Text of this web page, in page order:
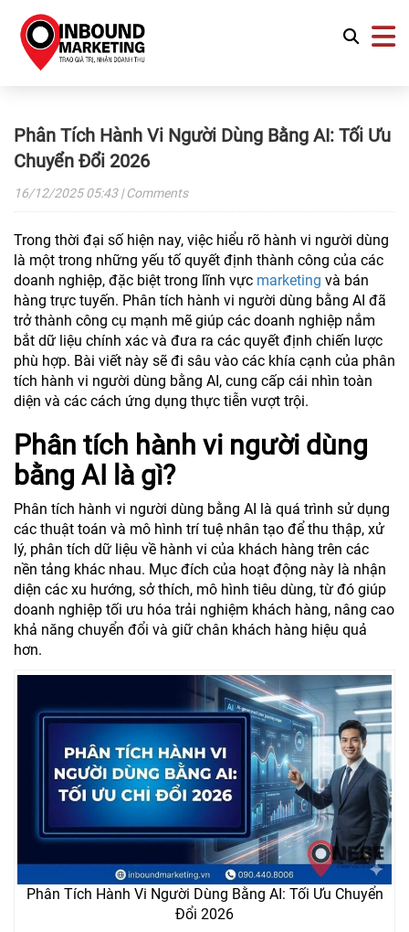
Phân Tích Hành Vi Người Dùng Bằng AI: Tối Ưu
Chuyển Đổi 2026
16/12/202505:43| Comments
Trong thời đại số hiện nay, việc hiểu rõ hành vi người dùng
là một trong những yếu tố quyết định thành công của các
doanh nghiệp, đặc biệt trong lĩnh vực marketing và bán
hàng trực tuyến. Phân tích hành vi người dùng bằng AI đã
trở thành công cụ mạnh mẽ giúp các doanh nghiệp nắm
bắt dữ liệu chính xác và đưa ra các quyết định chiến lược
phù hợp. Bài viết này sẽ đi sâu vào các khía cạnh của phân
tích hành vi người dùng bằng AI, cung cấp cái nhìn toàn
diện và các cách ứng dụng thực tiễn vượt trội.
Phân tích hành vi người dùng
bằng AI là gì?
Phân tích hành vi người dùng bằng AI là quá trình sử dụng
các thuật toán và mô hình trí tuệ nhân tạo để thu thập, xử
lý, phân tích dữ liệu về hành vi của khách hàng trên các
nền tảng khác nhau. Mục đích của hoạt động này là nhận
diện các xu hướng, sở thích, mô hình tiêu dùng, từ đó giúp
doanh nghiệp tối ưu hóa trải nghiệm khách hàng, nâng cao
khả năng chuyển đổi và giữ chân khách hàng hiệu quả
hơn.
Phân Tích Hành Vi Người Dùng Bằng AI: Tối Ưu Chuyển
Đổi 2026